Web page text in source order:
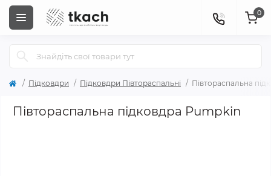
0
Підковдри Підковдри Півтораспальні Півтораспальна
Півтораспальна підковдра Pumpkin